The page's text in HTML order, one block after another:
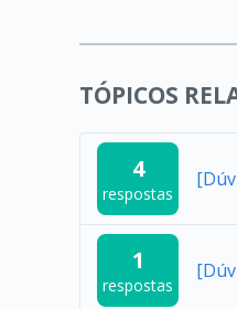
TÓPICOS
4
respostas
1
respostas